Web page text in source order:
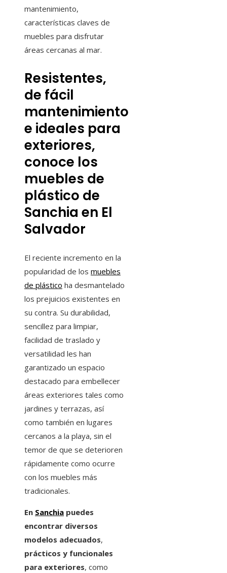
mantenimiento,
características claves de
muebles para disfrutar
áreas cercanas al mar.
Resistentes,
de fácil
mantenimiento
e ideales para
exteriores,
conoce los
muebles de
plástico de
Sanchia en El
Salvador
El reciente incremento en la
popularidad de los muebles
de plástico ha desmantelado
los prejuicios existentes en
su contra. Su durabilidad,
sencillez para limpiar,
facilidad de traslado y
versatilidad les han
garantizado un espacio
destacado para embellecer
áreas exteriores tales como
jardines y terrazas, así
como también en lugares
cercanos a la playa, sin el
temor de que se deterioren
rápidamente como ocurre
con los muebles más
tradicionales.
En Sanchia puedes
encontrar diversos
modelos adecuados,
prácticos y funcionales
para exteriores, como